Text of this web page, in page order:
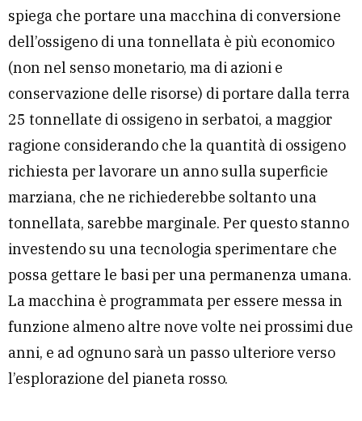
spiega che portare una macchina di conversione
dell’ossigeno di una tonnellata è più economico
(non nel senso monetario, ma di azioni e
conservazione delle risorse) di portare dalla terra
25 tonnellate di ossigeno in serbatoi, a maggior
ragione considerando che la quantità di ossigeno
richiesta per lavorare un anno sulla superficie
marziana, che ne richiederebbe soltanto una
tonnellata, sarebbe marginale. Per questo stanno
investendo su una tecnologia sperimentare che
possa gettare le basi per una permanenza umana.
La macchina è programmata per essere messa in
funzione almeno altre nove volte nei prossimi due
anni, e ad ognuno sarà un passo ulteriore verso
l’esplorazione del pianeta rosso.